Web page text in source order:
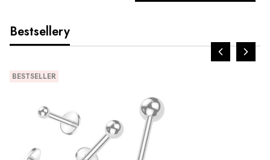
Bestsellery
BESTSELLER